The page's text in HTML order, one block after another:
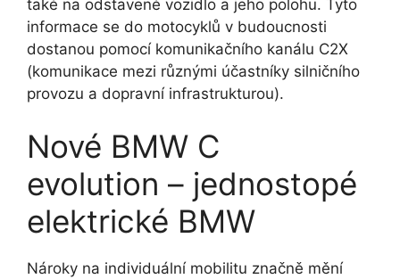
také na odstavené vozidlo a jeho polohu. Tyto
informace se do motocyklů v budoucnosti
dostanou pomocí komunikačního kanálu C2X
(komunikace mezi různými účastníky silničního
provozu a dopravní infrastrukturou).
Nové BMW C
evolution – jednostopé
elektrické BMW
Nároky na individuální mobilitu značně mění